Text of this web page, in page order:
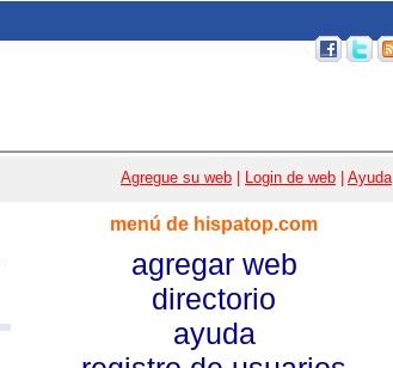
Agregue su web Login de web Ayuda